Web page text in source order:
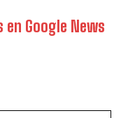
Google News